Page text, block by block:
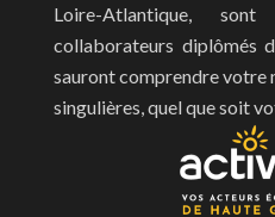
Loire-Atlantique,
collaborateurs diplômés
sauront comprendre votre
singulières, quel que soit